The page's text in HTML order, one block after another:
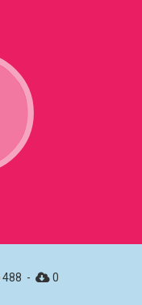
488 - 0